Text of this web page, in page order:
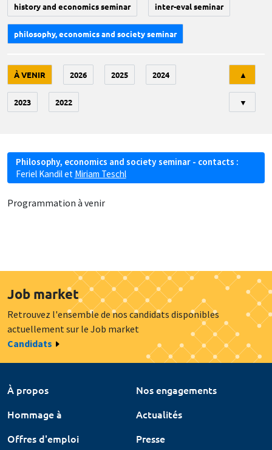
history and economics seminar inter-eval seminar
philosophy, economics and society seminar
À VENIR 2026 2025 2024
2023 2022
▲
▼
Philosophy, economics and society seminar - contacts :
Feriel Kandilet Miriam Teschl
Programmation à venir
Job market
Retrouvez l'ensemble de nos candidats disponibles
actuellement sur le Job market
Candidats
À propos
Nos engagements
Hommage à
Actualités
Offres d'emploi
Presse